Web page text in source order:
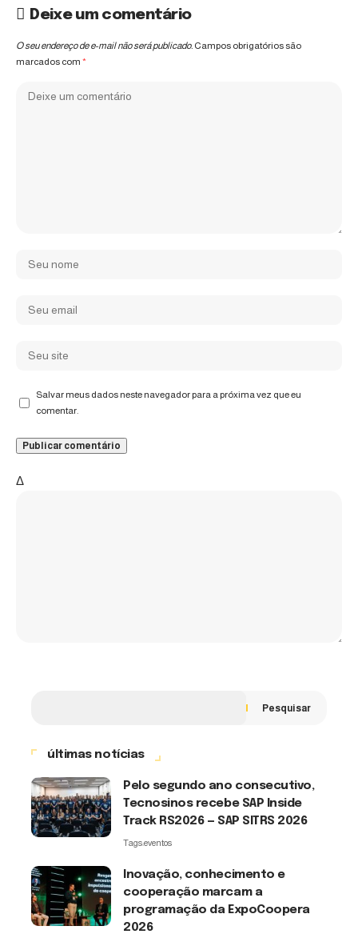
Deixe um comentário
O seu endereço de e-mail não será publicado. Campos obrigatórios são
marcados com *
Salvar meus dados neste navegador para a próxima vez que eu
comentar.
Δ
Pesquisar
últimas notícias
Pelo segundo ano consecutivo,
Tecnosinos recebe SAP Inside
Track RS2026 — SAP SITRS 2026
Tags:eventos
Inovação, conhecimento e
cooperação marcam a
programação da ExpoCoopera
2026